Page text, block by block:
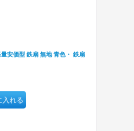
安価型 鉄扇 無地 青色・ 鉄扇
入れる